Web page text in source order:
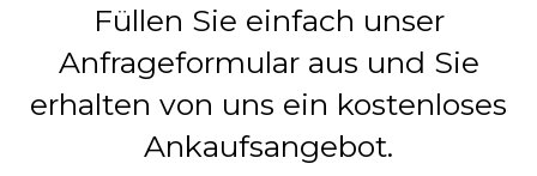
Füllen Sie einfach unser
Anfrageformular aus und Sie
erhalten von uns ein kostenloses
Ankaufsangebot.